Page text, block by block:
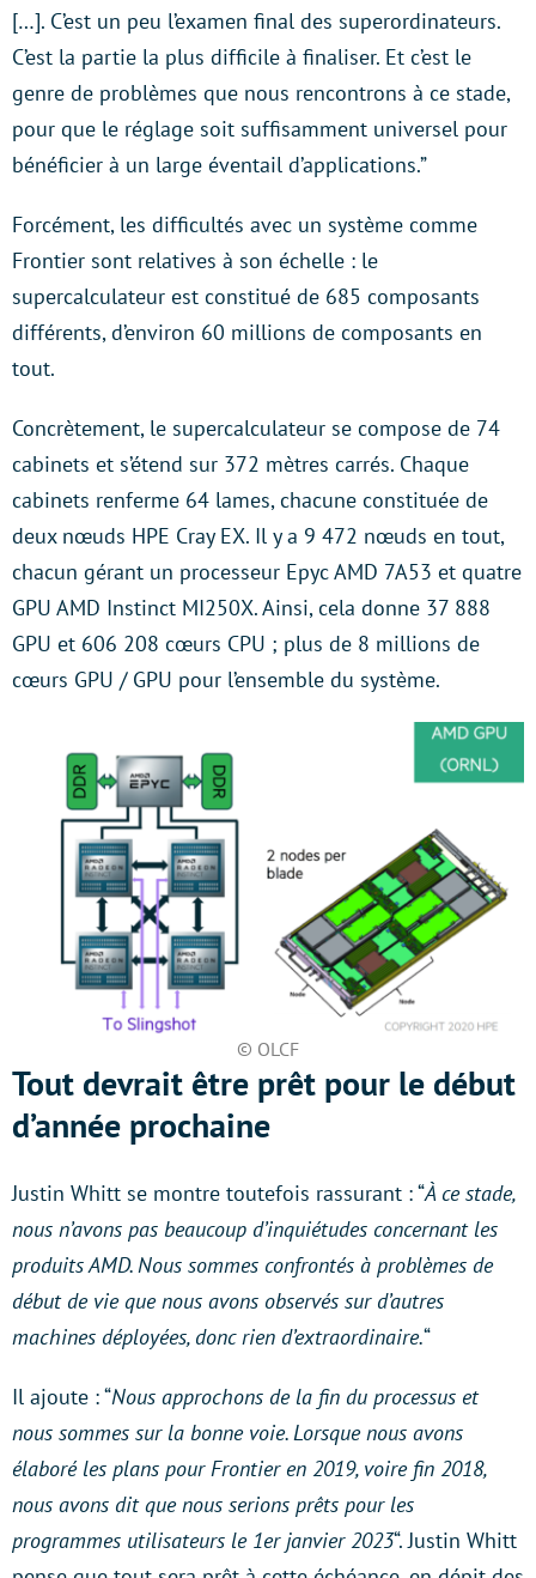
[…]. C’est un peu l’examen final des superordinateurs.
C’est la partie la plus difficile à finaliser. Et c’est le
genre de problèmes que nous rencontrons à ce stade,
pour que le réglage soit suffisamment universel pour
bénéficier à un large éventail d’applications.”
Forcément, les difficultés avec un système comme
Frontier sont relatives à son échelle : le
supercalculateur est constitué de 685 composants
différents, d’environ 60 millions de composants en
tout.
Concrètement, le supercalculateur se compose de 74
cabinets et s’étend sur 372 mètres carrés. Chaque
cabinets renferme 64 lames, chacune constituée de
deux nœuds HPE Cray EX. Il y a 9 472 nœuds en tout,
chacun gérant un processeur Epyc AMD 7A53 et quatre
GPU AMD Instinct MI250X. Ainsi, cela donne 37 888
GPU et 606 208 cœurs CPU ; plus de 8 millions de
cœurs GPU / GPU pour l’ensemble du système.
© OLCF
Tout devrait être prêt pour le début
d’année prochaine
Justin Whitt se montre toutefois rassurant : “À ce stade,
nous n’avons pas beaucoup d’inquiétudes concernant les
produits AMD. Nous sommes confrontés à problèmes de
début de vie que nous avons observés sur d’autres
machines déployées, donc rien d’extraordinaire.“
Il ajoute : “Nous approchons de la fin du processus et
nous sommes sur la bonne voie. Lorsque nous avons
élaboré les plans pour Frontier en 2019, voire fin 2018,
nous avons dit que nous serions prêts pour les
programmes utilisateurs le 1er janvier 2023“. Justin Whitt